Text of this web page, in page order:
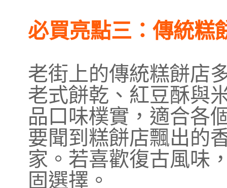
必買亮點三：傳統糕
老街上的傳統糕餅店
老式餅乾、紅豆酥與
品口味樸實，適合各
要聞到糕餅店飄出的
家。若喜歡復古風味
固選擇。